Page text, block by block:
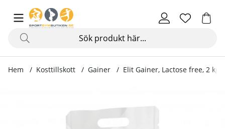
Hem Kosttillskott Gainer Elit Gainer, Lactose free, 2 kg